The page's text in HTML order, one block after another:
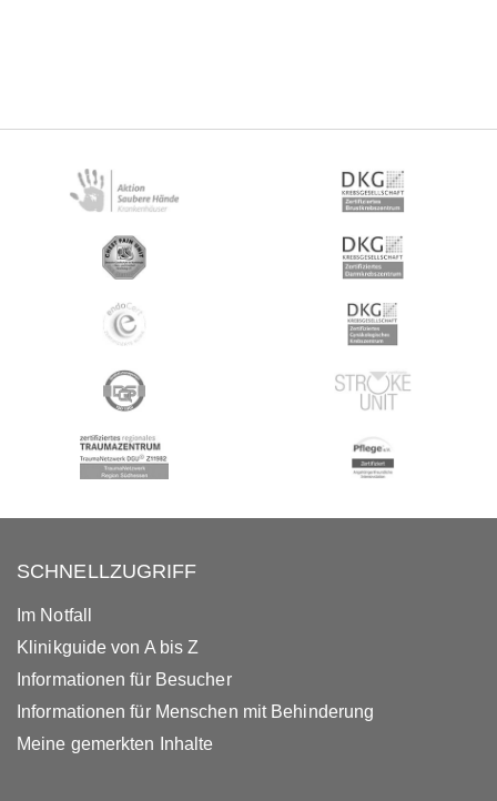
SCHNELLZUGRIFF
Im Notfall
Klinikguide von A bis Z
Informationen für Besucher
Informationen für Menschen mit Behinderung
Meine gemerkten Inhalte